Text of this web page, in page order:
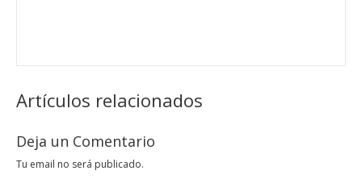
Artículos relacionados
Deja un Comentario
Tu email no será publicado.